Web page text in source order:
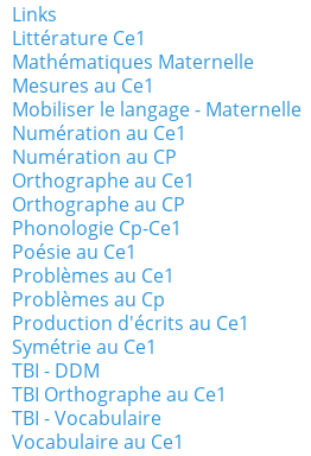
Links
Littérature Ce1
Mathématiques Maternelle
Mesures au Ce1
Mobiliser le langage - Maternelle
Numération au Ce1
Numération au CP
Orthographe au Ce1
Orthographe au CP
Phonologie Cp-Ce1
Poésie au Ce1
Problèmes au Ce1
Problèmes au Cp
Production d'écrits au Ce1
Symétrie au Ce1
TBI - DDM
TBI Orthographe au Ce1
TBI - Vocabulaire
Vocabulaire au Ce1